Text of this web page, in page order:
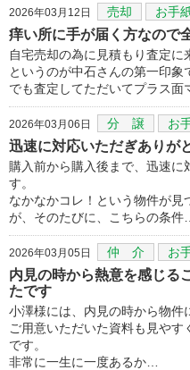
2026年03月12日 売却 お手
痒い所に手が届く方なので
自宅売却の為に見積もり査定
というのが中石さんの第一印象
でも査定してただいてプラス面
2026年03月06日 分 譲 お
迅速に対応いただぎありが
購入前から購入後まで、迅速に
す。
なかなかコレ！という物件が見
が、そのたびに、こちらの条件…
2026年03月05日 仲 介 お
内見の時から熱意を感じる
たです
小澤様には、内見の時から物件
ご用意いただいた資料も見や
です。
非常に一生に一度あるか…